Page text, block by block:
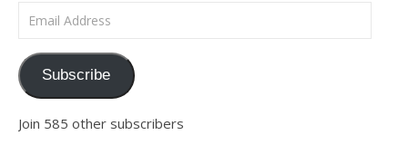
Subscribe
Join 585 other subscribers